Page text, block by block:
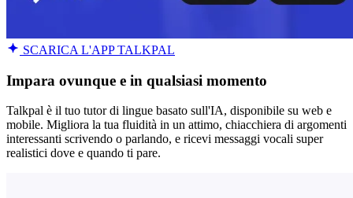
SCARICA L'APP TALKPAL
Impara ovunque e in qualsiasi momento
Talkpal è il tuo tutor di lingue basato sull'IA, disponibile su web e
mobile. Migliora la tua fluidità in un attimo, chiacchiera di argomenti
interessanti scrivendo o parlando, e ricevi messaggi vocali super
realistici dove e quando ti pare.